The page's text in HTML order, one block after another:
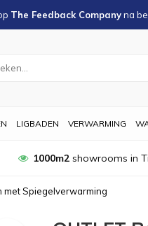
The Feedback Companyna
LIGBADEN VERWARMING
1000m2showrooms in
met Spiegelverwarming